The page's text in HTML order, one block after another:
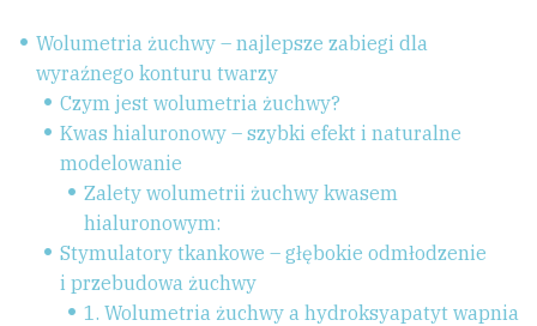
Wolumetria żuchwy – najlepsze zabiegi dla
wyraźnego konturu twarzy
Czym jest wolumetria żuchwy?
Kwas hialuronowy – szybki efekt i naturalne
modelowanie
Zalety wolumetrii żuchwy kwasem
hialuronowym:
Stymulatory tkankowe – głębokie odmłodzenie
i przebudowa żuchwy
1. Wolumetria żuchwy a hydroksyapatyt wapnia